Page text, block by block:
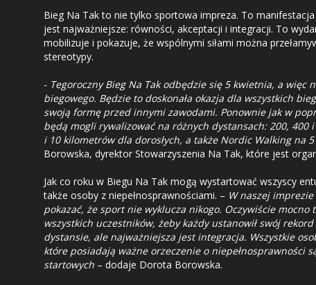
Bieg Na Tak to nie tylko sportowa impreza. To
jest najważniejsze: równości, akceptacji i integracji. To
mobilizuje i pokazuje, że wspólnymi siłami można
stereotypy.
- Tegoroczny Bieg Na Tak odbędzie się 5 kwietnia, a więc
biegowego. Będzie to doskonała okazja dla wszystkich
swoją formę przed innymi zawodami. Ponownie jak w
będą mogli rywalizować na różnych dystansach: 200, 400
i 10 kilometrów dla dorosłych, a także Nordic Walking na
Borowska, dyrektor Stowarzyszenia Na Tak, które jest
Jak co roku w Biegu Na Tak mogą wystartować wszyscy
także osoby z niepełnosprawnościami. – W naszej
pokazać, że sport nie wyklucza nikogo. Oczywiście mocno
wszystkich uczestników, żeby każdy ustanowił swój
dystansie, ale najważniejsza jest integracja. Wszystkie
które posiadają ważne orzeczenie o niepełnosprawności
startowych– dodaje Dorota Borowska.